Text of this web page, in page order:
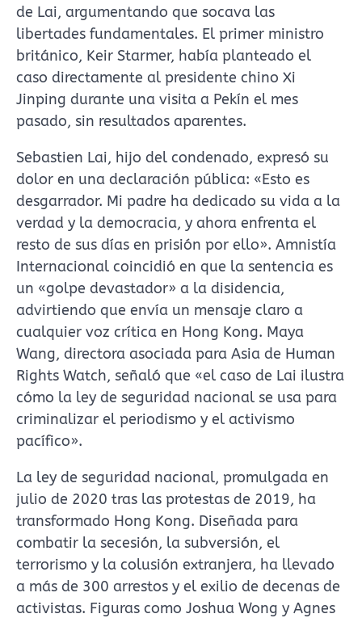
de Lai, argumentando que socava las
libertades fundamentales. El primer ministro
británico, Keir Starmer, había planteado el
caso directamente al presidente chino Xi
Jinping durante una visita a Pekín el mes
pasado, sin resultados aparentes.
Sebastien Lai, hijo del condenado, expresó su
dolor en una declaración pública: «Esto es
desgarrador. Mi padre ha dedicado su vida a la
verdad y la democracia, y ahora enfrenta el
resto de sus días en prisión por ello». Amnistía
Internacional coincidió en que la sentencia es
un «golpe devastador» a la disidencia,
advirtiendo que envía un mensaje claro a
cualquier voz crítica en Hong Kong. Maya
Wang, directora asociada para Asia de Human
Rights Watch, señaló que «el caso de Lai ilustra
cómo la ley de seguridad nacional se usa para
criminalizar el periodismo y el activismo
pacífico».
La ley de seguridad nacional, promulgada en
julio de 2020 tras las protestas de 2019, ha
transformado Hong Kong. Diseñada para
combatir la secesión, la subversión, el
terrorismo y la colusión extranjera, ha llevado
a más de 300 arrestos y el exilio de decenas de
activistas. Figuras como Joshua Wong y Agnes